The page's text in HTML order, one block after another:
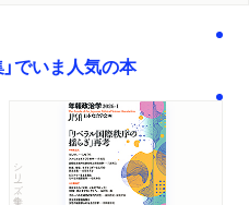
でいま人気の本
シリーズ・全集